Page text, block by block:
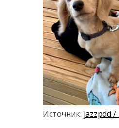
Источник: jazzpdd /